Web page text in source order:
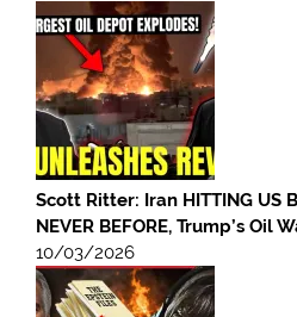
Scott Ritter: Iran HITTING US
NEVER BEFORE, Trump’s Oil
10/03/2026